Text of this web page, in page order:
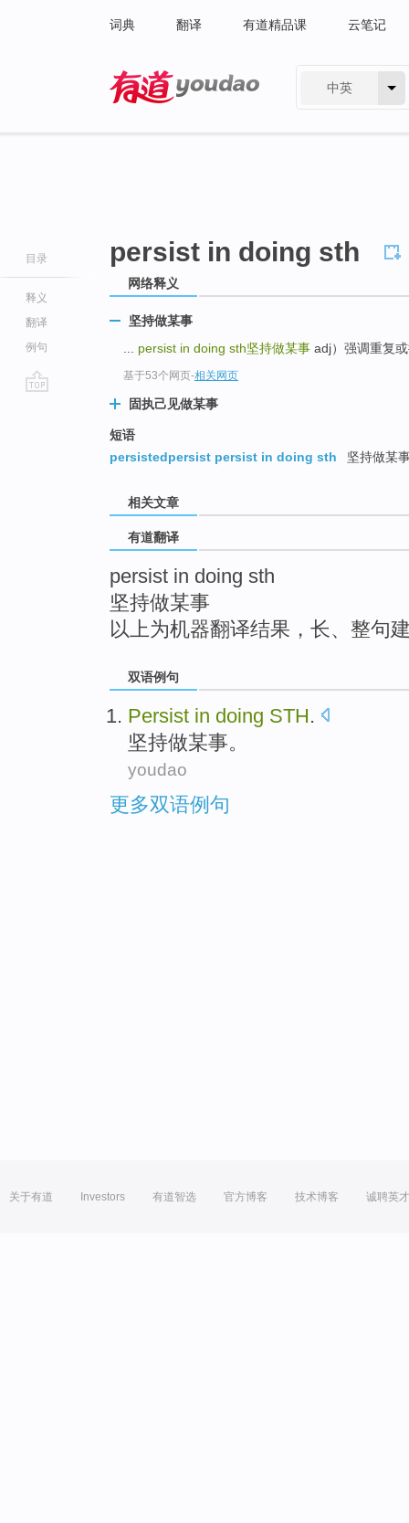
词典 翻译 有道精品课 云笔记
中英
目录
释义
翻译
例句
persist in doing sth
网络释义
坚持做某事
persist in doing sth坚持做某事 adj）强调重复
基于53个网页-相关网页
固执己见做某事
短语
persistedpersist persist in doing sth
坚持做某
相关文章
有道翻译
persist in doing sth
坚持做某事
以上为机器翻译结果，长、整句
双语例句
Persist in doing STH.
坚持做某事。
youdao
更多双语例句
关于有道 Investors 有道智选 官方博客 技术博客 诚聘英才